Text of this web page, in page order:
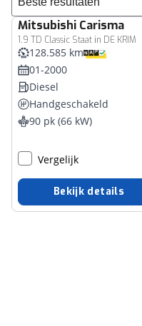
Sorteer resultaten
Mitsubishi Carisma
1.9 TD Classic Staat in DE KRIM
128.585 km
01-2000
Diesel
Handgeschakeld
90 pk (66 kW)
Vergelijk
Bekijk details